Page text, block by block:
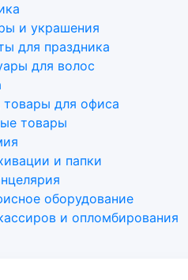
и украшения
для праздника
для волос
товары для офиса
товары
и папки
оборудование
и опломбирования